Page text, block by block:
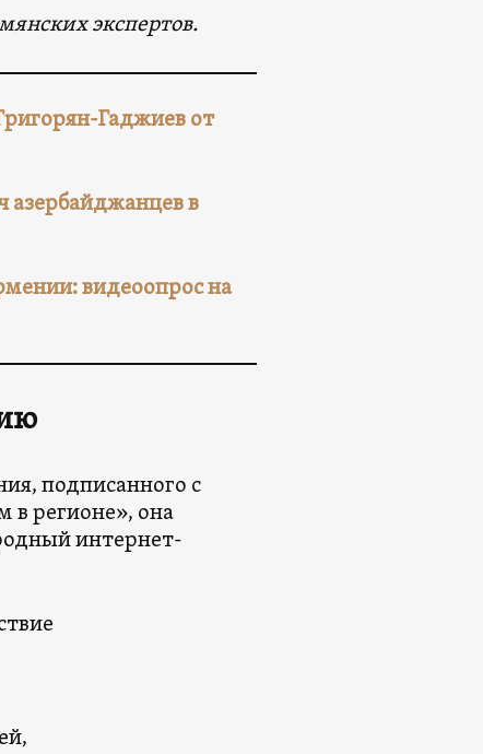
экспертов.
Гаджиев от
азербайджанцев в
видеоопрос на
подписанного с
в регионе», она
интернет-